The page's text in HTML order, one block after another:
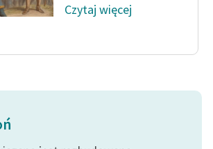
Czytaj więcej